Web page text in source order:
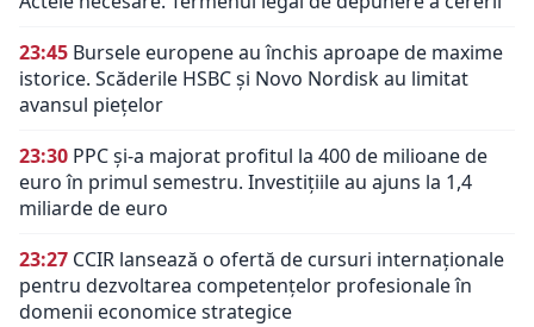
23:45 Bursele europene au închis aproape de maxime
istorice. Scăderile HSBC și Novo Nordisk au limitat
avansul piețelor
23:30 PPC și-a majorat profitul la 400 de milioane de
euro în primul semestru. Investițiile au ajuns la 1,4
miliarde de euro
23:27 CCIR lansează o ofertă de cursuri internaționale
pentru dezvoltarea competențelor profesionale în
domenii economice strategice